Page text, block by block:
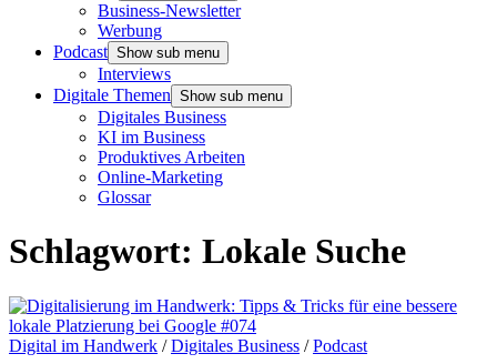
Business-Newsletter
Werbung
Podcast Show sub menu
Interviews
Digitale Themen Show sub menu
Digitales Business
KI im Business
Produktives Arbeiten
Online-Marketing
Glossar
Schlagwort: Lokale Suche
Digital im Handwerk /Digitales Business /Podcast